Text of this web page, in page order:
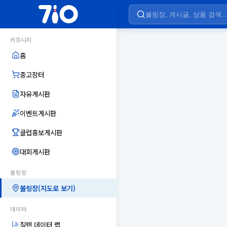
커뮤니티
홈
중고장터
자유게시판
이벤트게시판
클럽홍보게시판
대회게시판
볼링장
볼링장(지도로 보기)
데이터
칠텐 데이터 랩